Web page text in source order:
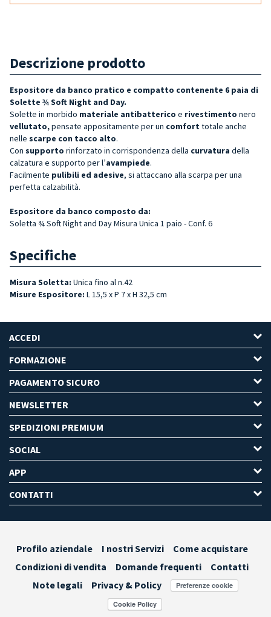
Descrizione prodotto
Espositore da banco pratico e compatto contenente 6 paia di
Solette ¾ Soft Night and Day.
Solette in morbido materiale antibatterico e rivestimento nero
vellutato,pensate appositamente per un comfort totale anche
nelle scarpe con tacco alto.
Con supporto rinforzato in corrispondenza della curvatura della
calzatura e supporto per l’avampiede.
Facilmente pulibili ed adesive, si attaccano alla scarpa per una
perfetta calzabilità.
Espositore da banco composto da:
Soletta ¾ Soft Night and Day Misura Unica 1 paio - Conf. 6
Specifiche
Misura Soletta: Unica fino al n.42
Misure Espositore: L 15,5 x P 7 x H 32,5 cm
ACCEDI
FORMAZIONE
PAGAMENTO SICURO
NEWSLETTER
SPEDIZIONI PREMIUM
SOCIAL
APP
CONTATTI
Profilo aziendale I nostri Servizi
Come acquistare
Condizioni di vendita
Domande frequenti
Contatti
Note legali
Privacy & Policy Preferenze cookie